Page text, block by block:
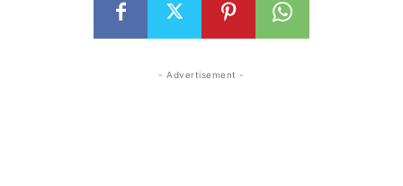
- Advertisement -